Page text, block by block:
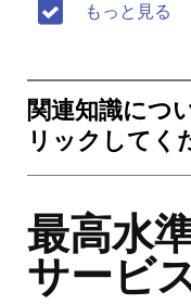
もっと見る
関連知識につ
リックしてく
最高水
サービ